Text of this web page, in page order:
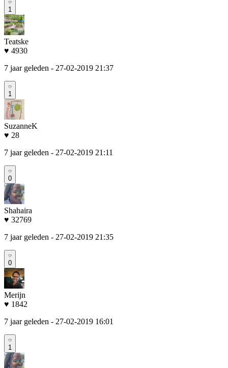
1
Teatske
♥ 4930
7 jaar geleden - 27-02-2019 21:37
1
SuzanneK
♥ 28
7 jaar geleden - 27-02-2019 21:11
0
Shahaira
♥ 32769
7 jaar geleden - 27-02-2019 21:35
0
Merijn
♥ 1842
7 jaar geleden - 27-02-2019 16:01
1